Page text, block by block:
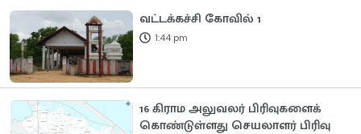
வட்டக்கச்சி கோவில் 1
1:44 pm
16 கிராம அலுவலர் பிரிவுகளைக்
கொண்டுள்ளது செயலாளர் பிரிவு